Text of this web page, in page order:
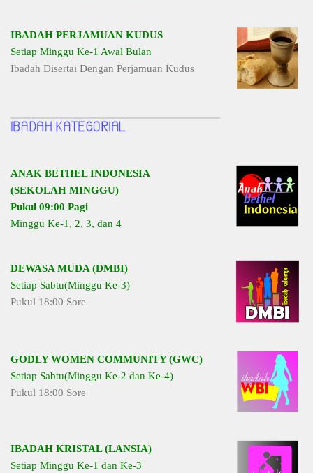
IBADAH PERJAMUAN KUDUS
Setiap Minggu Ke-1 Awal Bulan
Ibadah Disertai Dengan Perjamuan Kudus
ANAK BETHEL INDONESIA
(SEKOLAH MINGGU)
Pukul 09:00 Pagi
Minggu Ke-1, 2, 3, dan 4
DEWASA MUDA (DMBI)
Setiap Sabtu(Minggu Ke-3)
Pukul 18:00 Sore
GODLY WOMEN COMMUNITY (GWC)
Setiap Sabtu(Minggu Ke-2 dan Ke-4)
Pukul 18:00 Sore
IBADAH KRISTAL (LANSIA)
Setiap Minggu Ke-1 dan Ke-3